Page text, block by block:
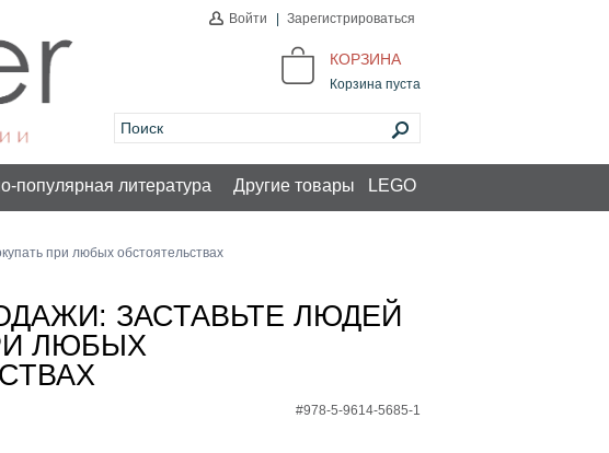
Войти Зарегистрироваться
КОРЗИНА
Корзина пуста
популярная литература Другие товары LEGO
при любых обстоятельствах
ЗАСТАВЬТЕ ЛЮДЕЙ
ЛЮБЫХ
#978-5-9614-5685-1